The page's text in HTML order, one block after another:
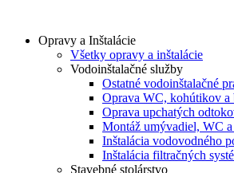
obsah
Opravy a Inštalácie
Všetky opravy a inštalácie
Vodoinštalačné služby
Ostatné vodoinštalačné
Oprava WC, kohútikov a
Oprava upchatých
Montáž umývadiel, WC
Inštalácia vodovodného
Inštalácia filtračných
Stavebné stolárstvo